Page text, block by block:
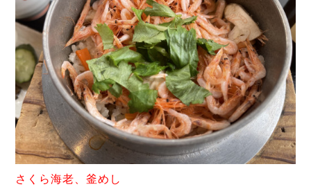
さくら海老、釜めし